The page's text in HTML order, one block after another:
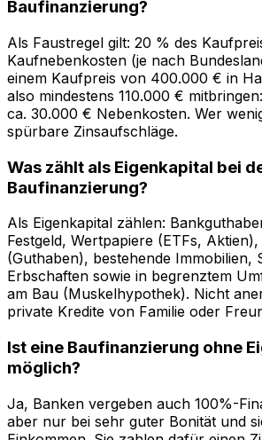
Baufinanzierung?
Als Faustregel gilt: 20 % des
Kaufnebenkosten (je nach
einem Kaufpreis von 400.000 € in
also mindestens 110.000 €
ca. 30.000 € Nebenkosten. Wer
spürbare Zinsaufschläge.
Was zählt als Eigenkapital bei
Baufinanzierung?
Als Eigenkapital zählen:
Festgeld, Wertpapiere (ETFs,
(Guthaben), bestehende Immobilien,
Erbschaften sowie in begrenztem
am Bau (Muskelhypothek). Nicht
private Kredite von Familie oder
Ist eine Baufinanzierung ohne
möglich?
Ja, Banken vergeben auch 100%-
aber nur bei sehr guter Bonität und